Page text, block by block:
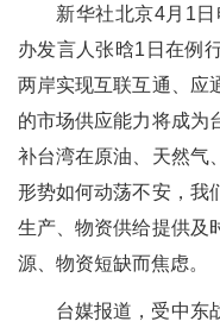
新华社北京4月1
办发言人张晗1日在例
两岸实现互联互通、应
的市场供应能力将成为
补台湾在原油、天然气
形势如何动荡不安，我
生产、物资供给提供及
源、物资短缺而焦虑。
台媒报道，受中东